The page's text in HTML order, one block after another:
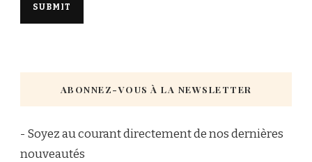
ABONNEZ-VOUS À LA NEWSLETTER
- Soyez au courant directement de nos dernières
nouveautés